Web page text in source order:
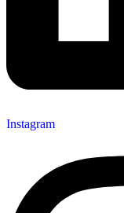
Instagram